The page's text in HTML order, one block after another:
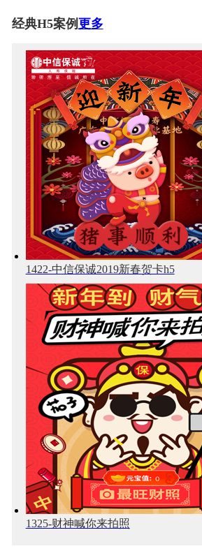
经典H5案例更多
1422-中信保诚2019新春贺卡h5
1325-财神喊你来拍照